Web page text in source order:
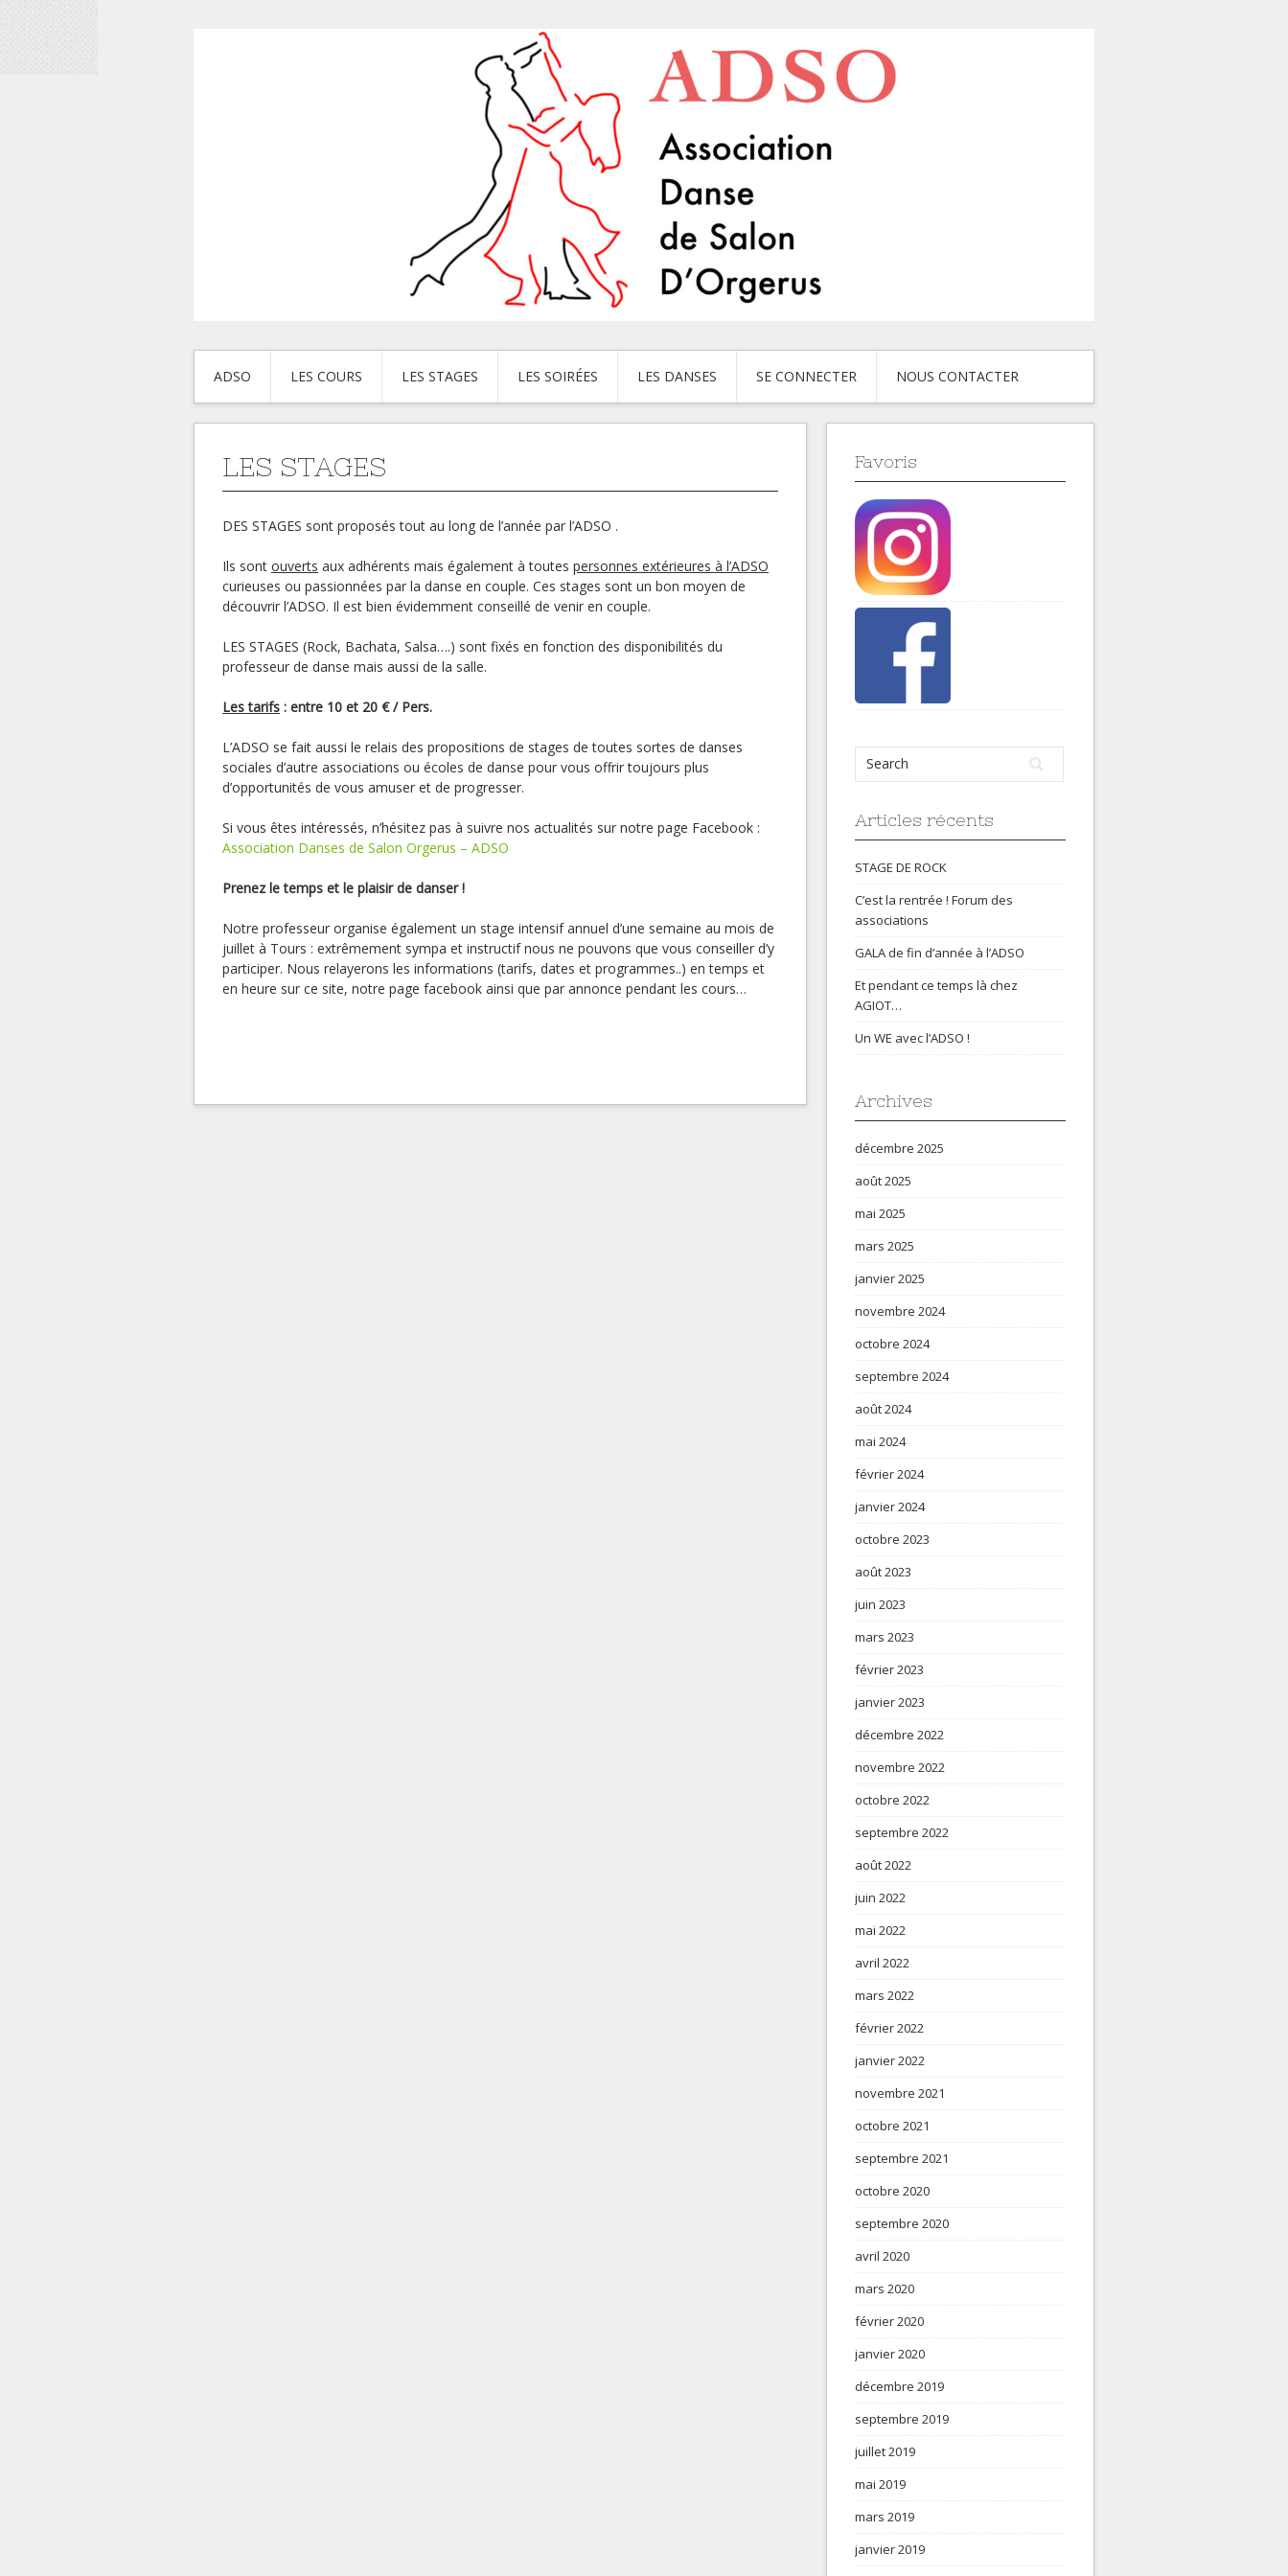
ADSO LES COURS LES STAGES LES SOIRÉES LES DANSES SE CONNECTER NOUS CONTACTER
LES STAGES
DES STAGES sont proposés tout au long de l’année par l’ADSO .
Ils sont ouverts aux adhérents mais également à toutes personnes extérieures à l’ADSO
curieuses ou passionnées par la danse en couple. Ces stages sont un bon moyen de
découvrir l’ADSO. Il est bien évidemment conseillé de venir en couple.
LES STAGES (Rock, Bachata, Salsa….) sont fixés en fonction des disponibilités du
professeur de danse mais aussi de la salle.
Les tarifs : entre 10 et 20 € / Pers.
L’ADSO se fait aussi le relais des propositions de stages de toutes sortes de danses
sociales d’autre associations ou écoles de danse pour vous offrir toujours plus
d’opportunités de vous amuser et de progresser.
Si vous êtes intéressés, n’hésitez pas à suivre nos actualités sur notre page Facebook :
Association Danses de Salon Orgerus – ADSO
Prenez le temps et le plaisir de danser !
Notre professeur organise également un stage intensif annuel d’une semaine au mois de
juillet à Tours : extrêmement sympa et instructif nous ne pouvons que vous conseiller d’y
participer. Nous relayerons les informations (tarifs, dates et programmes..) en temps et
en heure sur ce site, notre page facebook ainsi que par annonce pendant les cours…
Favoris
Articles récents
STAGE DE ROCK
C’est la rentrée ! Forum des
associations
GALA de fin d’année à l’ADSO
Et pendant ce temps là chez
AGIOT…
Un WE avec l’ADSO !
Archives
décembre 2025
août 2025
mai 2025
mars 2025
janvier 2025
novembre 2024
octobre 2024
septembre 2024
août 2024
mai 2024
février 2024
janvier 2024
octobre 2023
août 2023
juin 2023
mars 2023
février 2023
janvier 2023
décembre 2022
novembre 2022
octobre 2022
septembre 2022
août 2022
juin 2022
mai 2022
avril 2022
mars 2022
février 2022
janvier 2022
novembre 2021
octobre 2021
septembre 2021
octobre 2020
septembre 2020
avril 2020
mars 2020
février 2020
janvier 2020
décembre 2019
septembre 2019
juillet 2019
mai 2019
mars 2019
janvier 2019